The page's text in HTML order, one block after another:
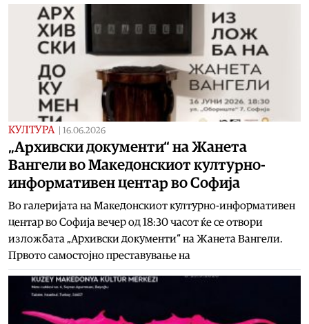
КУЛТУРА 16.06.2026
„Архивски документи“ на Жанета
Вангели во Македонскиот културно-
информативен центар во Софија
Во галеријата на Македонскиот културно-информативен
центар во Софија вечер од 18:30 часот ќе се отвори
изложбата „Архивски документи“ на Жанета Вангели.
Првото самостојно преставување на